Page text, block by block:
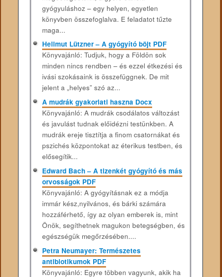
gyógyuláshoz – egy helyen, egyetlen
könyvben összefoglalva. E feladatot tűzte
maga...
Hellmut Lützner – A ​gyógyító böjt PDF
Könyvajánló: Tudjuk, hogy a Földön sok
minden nincs rendben – és ezzel étkezési és
ivási szokásaink is összefüggnek. De mit
jelent a „helyes” szó az...
A mudrák gyakorlati haszna Docx
Könyvajánló: A mudrák csodálatos változást
és javulást tudnak előidézni testünkben. A
mudrák ereje tisztítja a finom csatornákat és
pszichés központokat az éterikus testben, és
elősegítik...
Edward Bach – A tizenkét gyógyító és más
orvosságok PDF
Könyvajánló: A gyógyításnak ez a módja
immár kész,nyilvános, és bárki számára
hozzáférhető, így az olyan emberek is, mint
Önök, segíthetnek magukon betegségben, és
egészségük megőrzésében....
Petra Neumayer: Természetes
antibiotikumok PDF
Könyvajánló: Egyre többen vagyunk, akik ha